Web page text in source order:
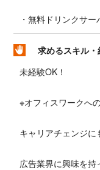
・無料ドリンクサ
求めるスキル
未経験OK！
※オフィスワークへ
キャリアチェンジ
広告業界に興味を持